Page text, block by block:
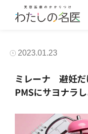
2023.01.23
ミレーナ 避妊だ
PMSにサヨナラ